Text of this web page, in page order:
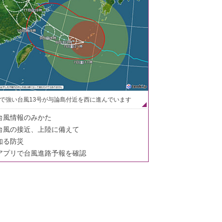
強い台風13号が与論島付近を西に進んでいます
風情報のみかた
風の接近、上陸に備えて
る防災
プリで台風進路予報を確認